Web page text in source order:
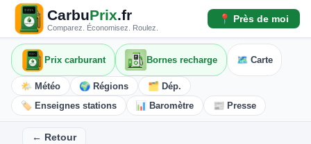
CarbuPrix.fr
Comparez. Économisez. Roulez.
📍 Près de moi
Prix carburant Bornes recharge 🗺️ Carte
🌤️ Météo 🌍 Régions
🗂️ Dép.
🏷️ Enseignes stations
📊 Baromètre 📰 Presse
← Retour